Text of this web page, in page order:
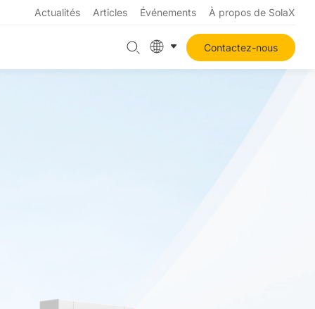
Actualités Articles Événements À propos de SolaX
Contactez-nous